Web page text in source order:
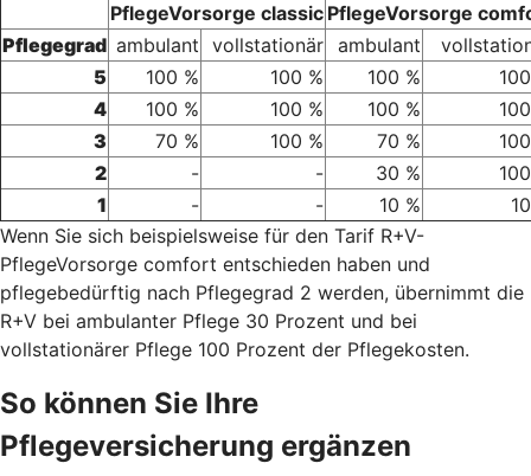
PflegeVorsorge classic PflegeVorsorge
Pflegegrad ambulant vollstationär ambulant
5
100 % 100 % 100 %
4
100 % 100 % 100 %
3
70 % 100 % 70 %
2
- - 30 %
1
- - 10 %
Wenn Sie sich beispielsweise für den Tarif R+V-
PflegeVorsorge comfort entschieden haben und
pflegebedürftig nach Pflegegrad 2 werden, übernimmt die
R+V bei ambulanter Pflege 30 Prozent und bei
vollstationärer Pflege 100 Prozent der Pflegekosten.
So können Sie Ihre
Pflegeversicherung ergänzen